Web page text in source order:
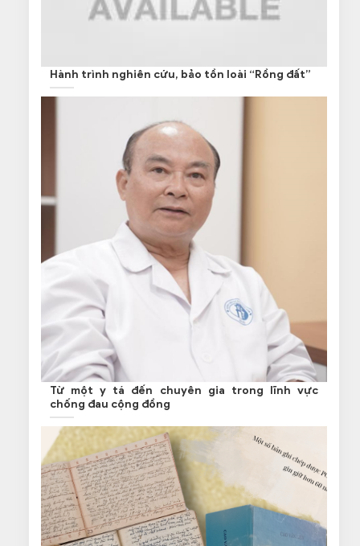
Hành trình nghiên cứu, bảo tồn loài “Rồng đất”
Từ một y tá đến chuyên gia trong lĩnh vực
chống đau cộng đồng